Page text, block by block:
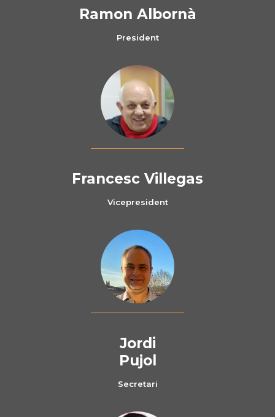
Ramon Albornà
President
Francesc Villegas
Vicepresident
Jordi
Pujol
Secretari